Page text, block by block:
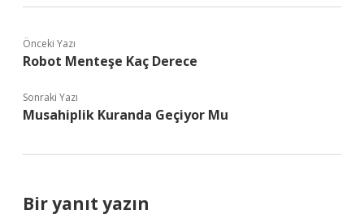
Önceki Yazı
Robot Menteşe Kaç Derece
Sonraki Yazı
Musahiplik Kuranda Geçiyor Mu
Bir yanıt yazın